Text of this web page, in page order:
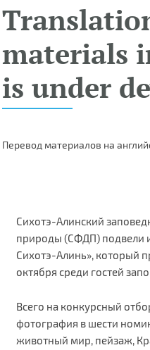
materials
is under
Перевод материалов на
Сихотэ-Алинский
природы (СФДП) подвели
Сихотэ-Алинь», который
октября среди гостей
Всего на конкурсный
фотография в шести
животный мир, пейзаж,